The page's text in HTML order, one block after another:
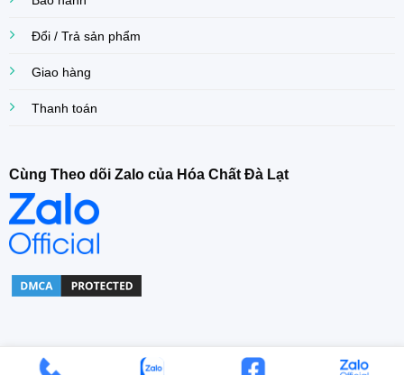
Đổi / Trả sản phẩm
Giao hàng
Thanh toán
Cùng Theo dõi Zalo của Hóa Chất Đà Lạt